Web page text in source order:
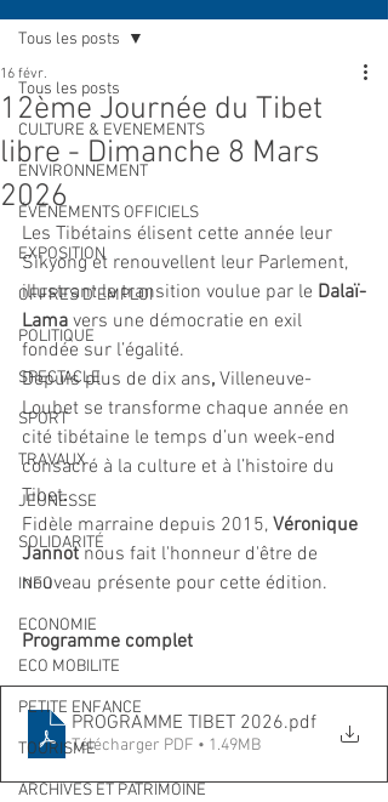
Tous les posts
CULTURE & EVENEMENTS
ENVIRONNEMENT
ÉVÉNEMENTS OFFICIELS
EXPOSITION
OFFRES D'EMPLOI
POLITIQUE
SPECTACLE
SPORT
TRAVAUX
JEUNESSE
SOLIDARITÉ
INFO
ECONOMIE
ECO MOBILITE
PETITE ENFANCE
TOURISME
ARCHIVES ET PATRIMOINE
Tous les posts
12ème Journée du Tibet
libre - Dimanche 8 Mars
2026
16 févr.
Les Tibétains élisent cette année leur
Sikyong et renouvellent leur Parlement,
illustrant la transition voulue par le Dalaï-
Lama vers une démocratie en exil
fondée sur l’égalité.
Depuis plus de dix ans, Villeneuve-
Loubet se transforme chaque année en
cité tibétaine le temps d’un week-end
consacré à la culture et à l’histoire du
Tibet.
Fidèle marraine depuis 2015, Véronique
Jannot nous fait l'honneur d'être de
nouveau présente pour cette édition.
Programme complet
PROGRAMME TIBET 2026.pdf
Télécharger PDF • 1.49MB